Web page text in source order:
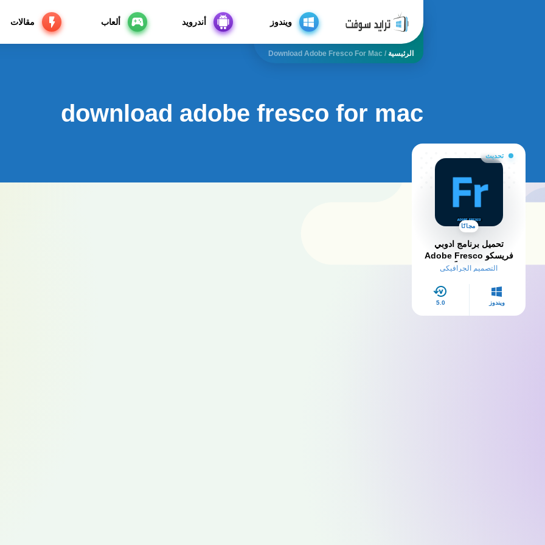
ويندوز أندرويد ألعاب مقالات
الرئيسية /
Download Adobe Fresco For Mac
download adobe fresco for mac
تحديث
مجانًا
تحميل برنامج ادوبي
فريسكو Adobe Fresco
2025 كامل مجاناً من ميديا
التصميم الجرافيكي
ويندوز 5.0